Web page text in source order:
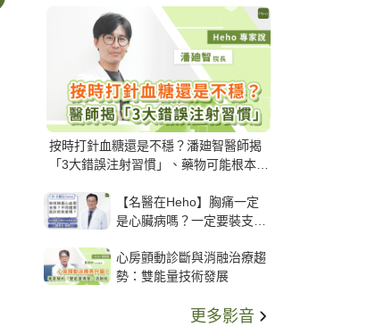
按時打針血糖還是不穩？潘廸智醫師揭
「3大錯誤注射習慣」、藥物可能根本沒
【名醫在Heho】胸痛一定
是心臟病嗎？一定要裝支
解析支架種類、風險與選擇
關鍵
心房顫動診斷與消融治療趨
勢：雙能量技術發展
更多影音